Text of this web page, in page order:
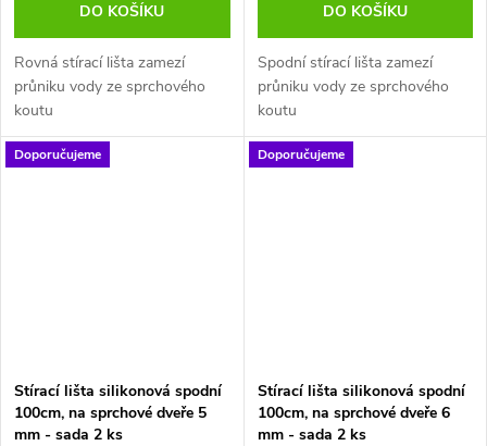
DO KOŠÍKU
Rovná stírací lišta zamezí
průniku vody ze sprchového
koutu
DO KOŠÍKU
Spodní stírací lišta zamezí
průniku vody ze sprchového
koutu
Doporučujeme
Stírací lišta silikonová spodní
100cm, na sprchové dveře 5
mm - sada 2 ks
Doporučujeme
Stírací lišta silikonová spodní
100cm, na sprchové dveře 6
mm - sada 2 ks